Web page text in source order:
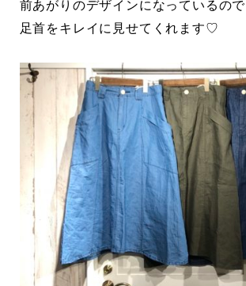
前あがりのデザインになっているので
足首をキレイに見せてくれます♡